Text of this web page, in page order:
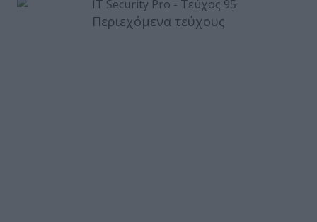
Περιεχόμενα τεύχους